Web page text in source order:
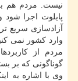
نیست. مردم هم به
پایلوت اجرا شود
وارد کشور نمی
مردم از
گوناگونی که بر
وی با اشاره به